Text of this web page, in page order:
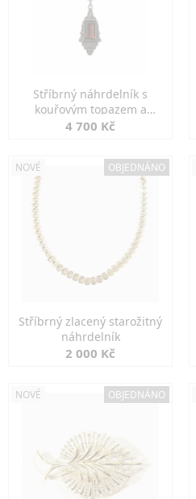
Stříbrný náhrdelník s
kouřovým topazem a
markazity
4 700 Kč
NOVÉ OBJEDNÁNO
Stříbrný zlacený starožitný
náhrdelník
2 000 Kč
NOVÉ OBJEDNÁNO